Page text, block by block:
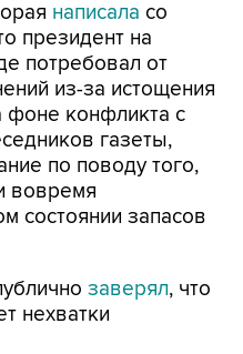
написала со
президент на
потребовал от
из-за истощения
фоне конфликта с
газеты,
по поводу того,
вовремя
состоянии запасов
заверял, что
нехватки